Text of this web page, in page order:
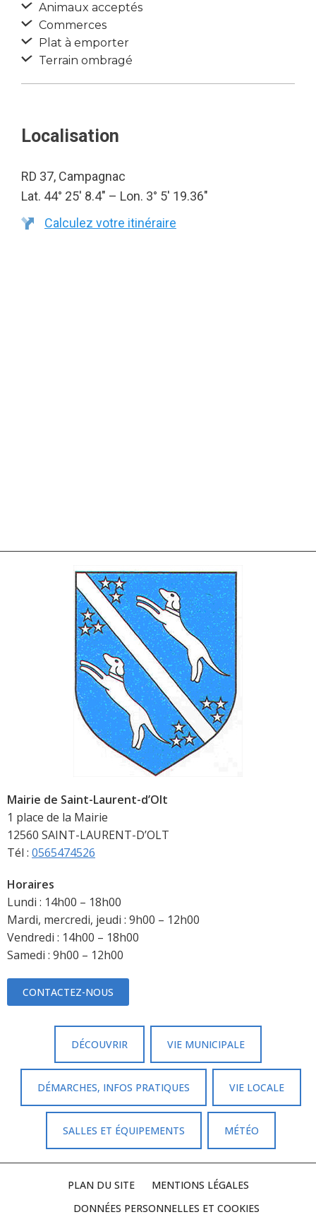
Animaux acceptés
Commerces
Plat à emporter
Terrain ombragé
Localisation
RD 37, Campagnac
Lat. 44° 25′ 8.4″ – Lon. 3° 5′ 19.36″
Calculez votre itinéraire
Mairie de Saint-Laurent-d’Olt
1 place de la Mairie
12560 SAINT-LAURENT-D’OLT
Tél : 0565474526
Horaires
Lundi : 14h00 – 18h00
Mardi, mercredi, jeudi : 9h00 – 12h00
Vendredi : 14h00 – 18h00
Samedi : 9h00 – 12h00
CONTACTEZ-NOUS
DÉCOUVRIR VIE MUNICIPALE
DÉMARCHES, INFOS PRATIQUES VIE LOCALE
SALLES ET ÉQUIPEMENTS MÉTÉO
PLAN DU SITE
MENTIONS LÉGALES
DONNÉES PERSONNELLES ET COOKIES